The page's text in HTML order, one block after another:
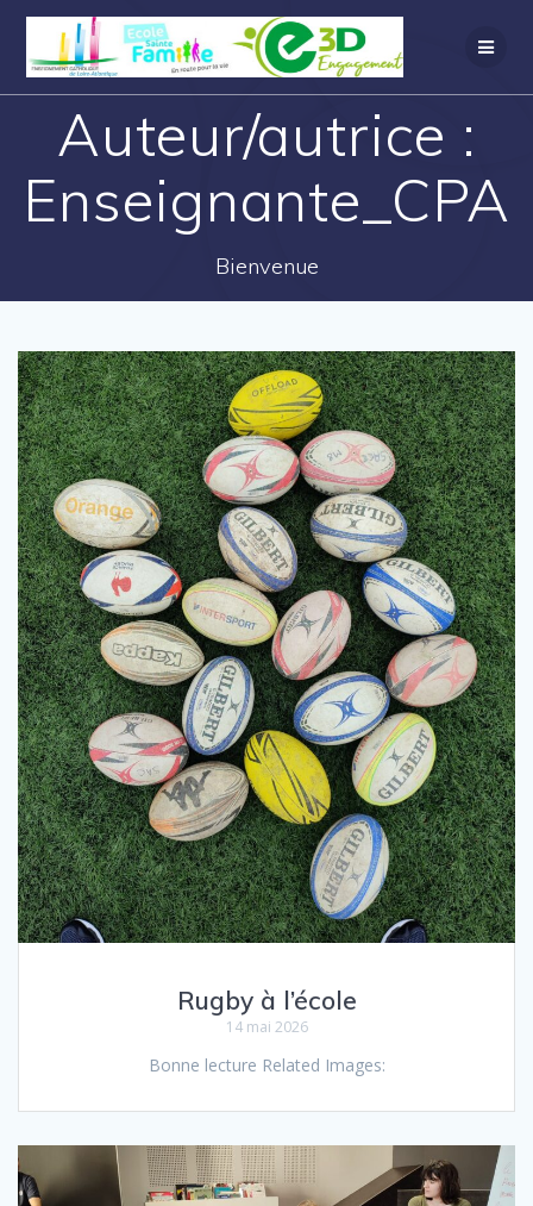
Auteur/autrice :
Enseignante_CPA
Bienvenue
Rugby à l’école
14 mai 2026
Bonne lecture Related Images: